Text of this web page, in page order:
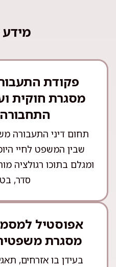
פקודת
מסגרת חוקית
תחום דיני התעבורה
שבין המשפט לחיי
ומגלם בתוכו רגולציה
סדר,
אפוסטיל
מסגרת
בעידן בו אזרחים,